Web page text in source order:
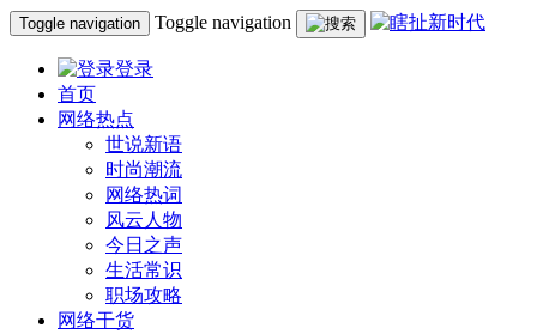
Toggle navigation Toggle navigation
登录
首页
网络热点
世说新语
时尚潮流
网络热词
风云人物
今日之声
生活常识
职场攻略
网络干货